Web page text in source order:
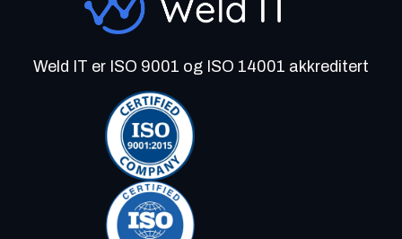
Weld IT er ISO 9001 og ISO 14001 akkreditert